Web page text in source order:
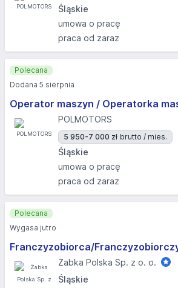
Śląskie
umowa o pracę
praca od zaraz
Operator maszyn / Operatorka
POLMOTORS
5 950-7 000 zł brutto / mies.
Śląskie
umowa o pracę
praca od zaraz
Polecana
Dodana 5 sierpnia
Franczyzobiorca/
Żabka Polska Sp. z o. o.
Śląskie
Polecana
Wygasa jutro